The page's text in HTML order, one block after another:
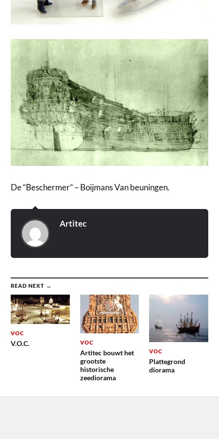
De “Beschermer” – Boijmans Van beuningen.
Artitec
READ NEXT →
VOC
V.O.C. VOC
Artitec bouwt het
grootste
historische
zeediorama
VOC
Plattegrond
diorama